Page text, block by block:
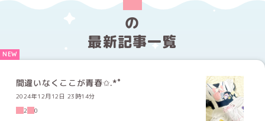
の
最新記事一覧
間違いなくここが青春✩.*˚
2024年12月12日 23時14分
2
0